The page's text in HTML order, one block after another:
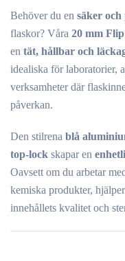
Behöver du en säker och
flaskor? Våra 20 mm
en tät, hållbar och
idealiska för laboratorier,
verksamheter där
påverkan.
Den stilrena blå
top-lock skapar en
Oavsett om du arbetar
kemiska produkter,
innehållets kvalitet och